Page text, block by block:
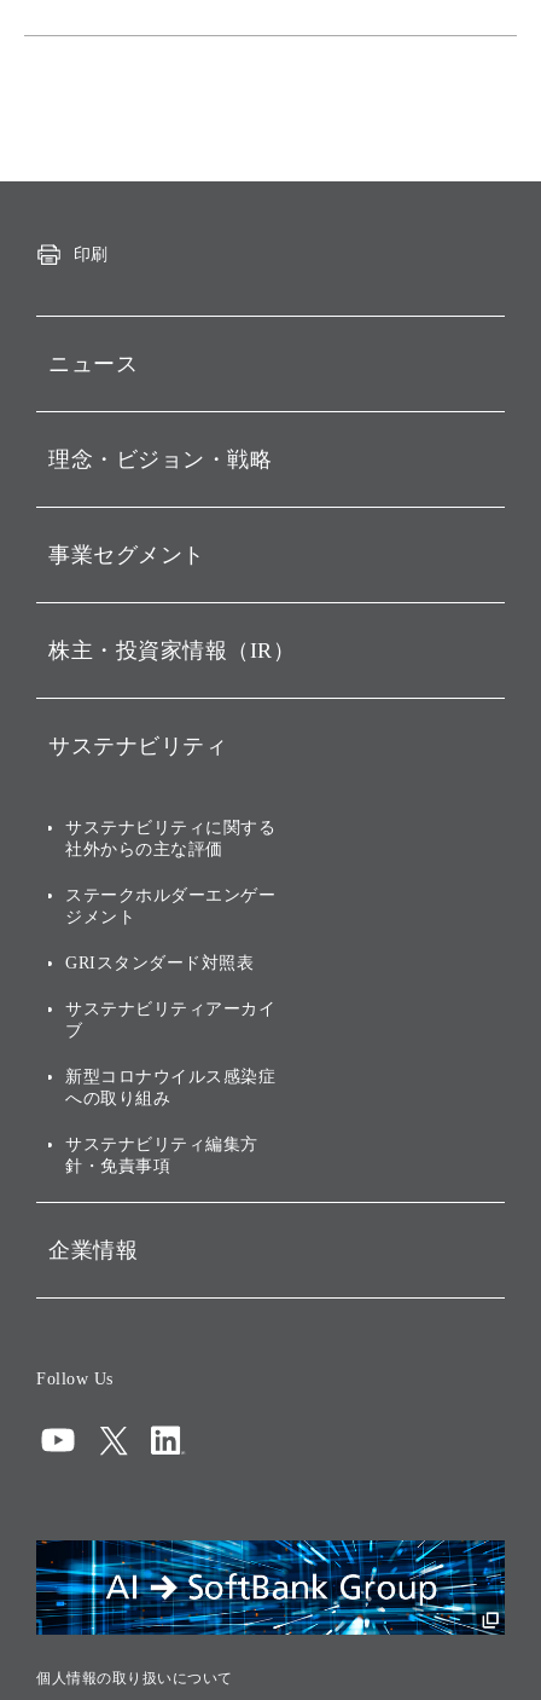
印刷
ニュース
お知らせ
動画配信
理念・ビジョン・戦略
経営理念
ビジョン
戦略
バリュー
ソフトバンクグループの歩
[AI] What dreams are made
事業セグメント
ソフトバンク・ビジョン・
その他
グループ企業一覧
株主・投資家情報（IR）
IRカレンダー
業績・財務
アニュアルレポート
株主・投資家情報（IR）に
サステナビリティ
トップメッセージ
サステナビリティの考え方
ガバナンス
投資先のサステナビリティ
サステナビリティに関する
社外からの主な評価
ステークホルダーエンゲー
ジメント
GRIスタンダード対照表
サステナビリティアーカイ
ブ
新型コロナウイルス感染症
への取り組み
サステナビリティ編集方
針・免責事項
企業情報
コンプライアンス
リスクマネジメント
税務に対する取り組み
採用情報
Follow Us
個人情報の取り扱いについて